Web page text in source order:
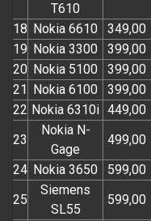
T610
18 Nokia 6610 349,00
19 Nokia 3300 399,00
20 Nokia 5100 399,00
21
Nokia 6100 399,00
22 Nokia 6310i 449,00
23
Nokia N-
Gage
499,00
24 Nokia 3650 599,00
25
Siemens
SL55
599,00